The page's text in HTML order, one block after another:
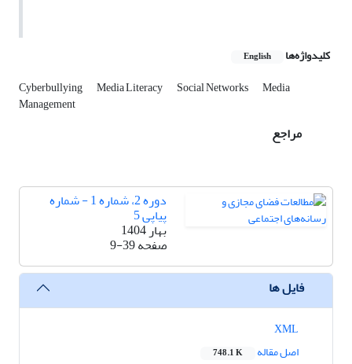
کلیدواژه‌ها English
Cyberbullying Media Literacy Social Networks Media
Management
مراجع
دوره 2، شماره 1 - شماره
پیاپی 5
بهار 1404
صفحه9-39
فایل ها
اصل مقاله
748.1 K